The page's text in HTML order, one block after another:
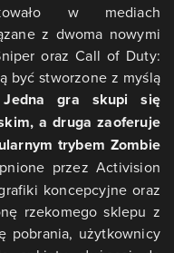
w mediach
z dwoma nowymi
oraz Call of Duty:
być stworzone z myślą
Jedna gra skupi się
a druga zaoferuje
trybem Zombie
przez Activision
koncepcyjne oraz
rzekomego sklepu z
pobrania, użytkownicy